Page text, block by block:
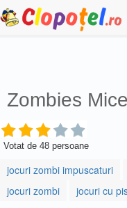
Zombies
Votat de 48 persoane
jocuri zombi impuscaturi
jocuri zombi
jocuri cu